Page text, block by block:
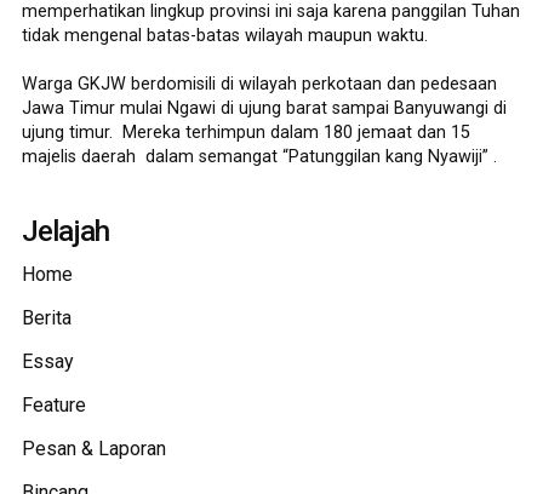
memperhatikan lingkup provinsi ini saja karena panggilan Tuhan
tidak mengenal batas-batas wilayah maupun waktu.
Warga GKJW berdomisili di wilayah perkotaan dan pedesaan
Jawa Timur mulai Ngawi di ujung barat sampai Banyuwangi di
ujung timur. Mereka terhimpun dalam 180 jemaat dan 15
majelis daerah dalam semangat “Patunggilan kang Nyawiji” .
Jelajah
Home
Berita
Essay
Feature
Pesan & Laporan